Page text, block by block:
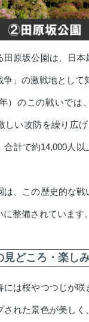
田原坂公園は、日本
」の激戦地として
）のこの戦いでは
しい攻防を繰り広
合計で約14,000人以
は、この歴史的な戦
整備されています。
見どころ・楽し
には桜やつつじが咲
された景色が美しく